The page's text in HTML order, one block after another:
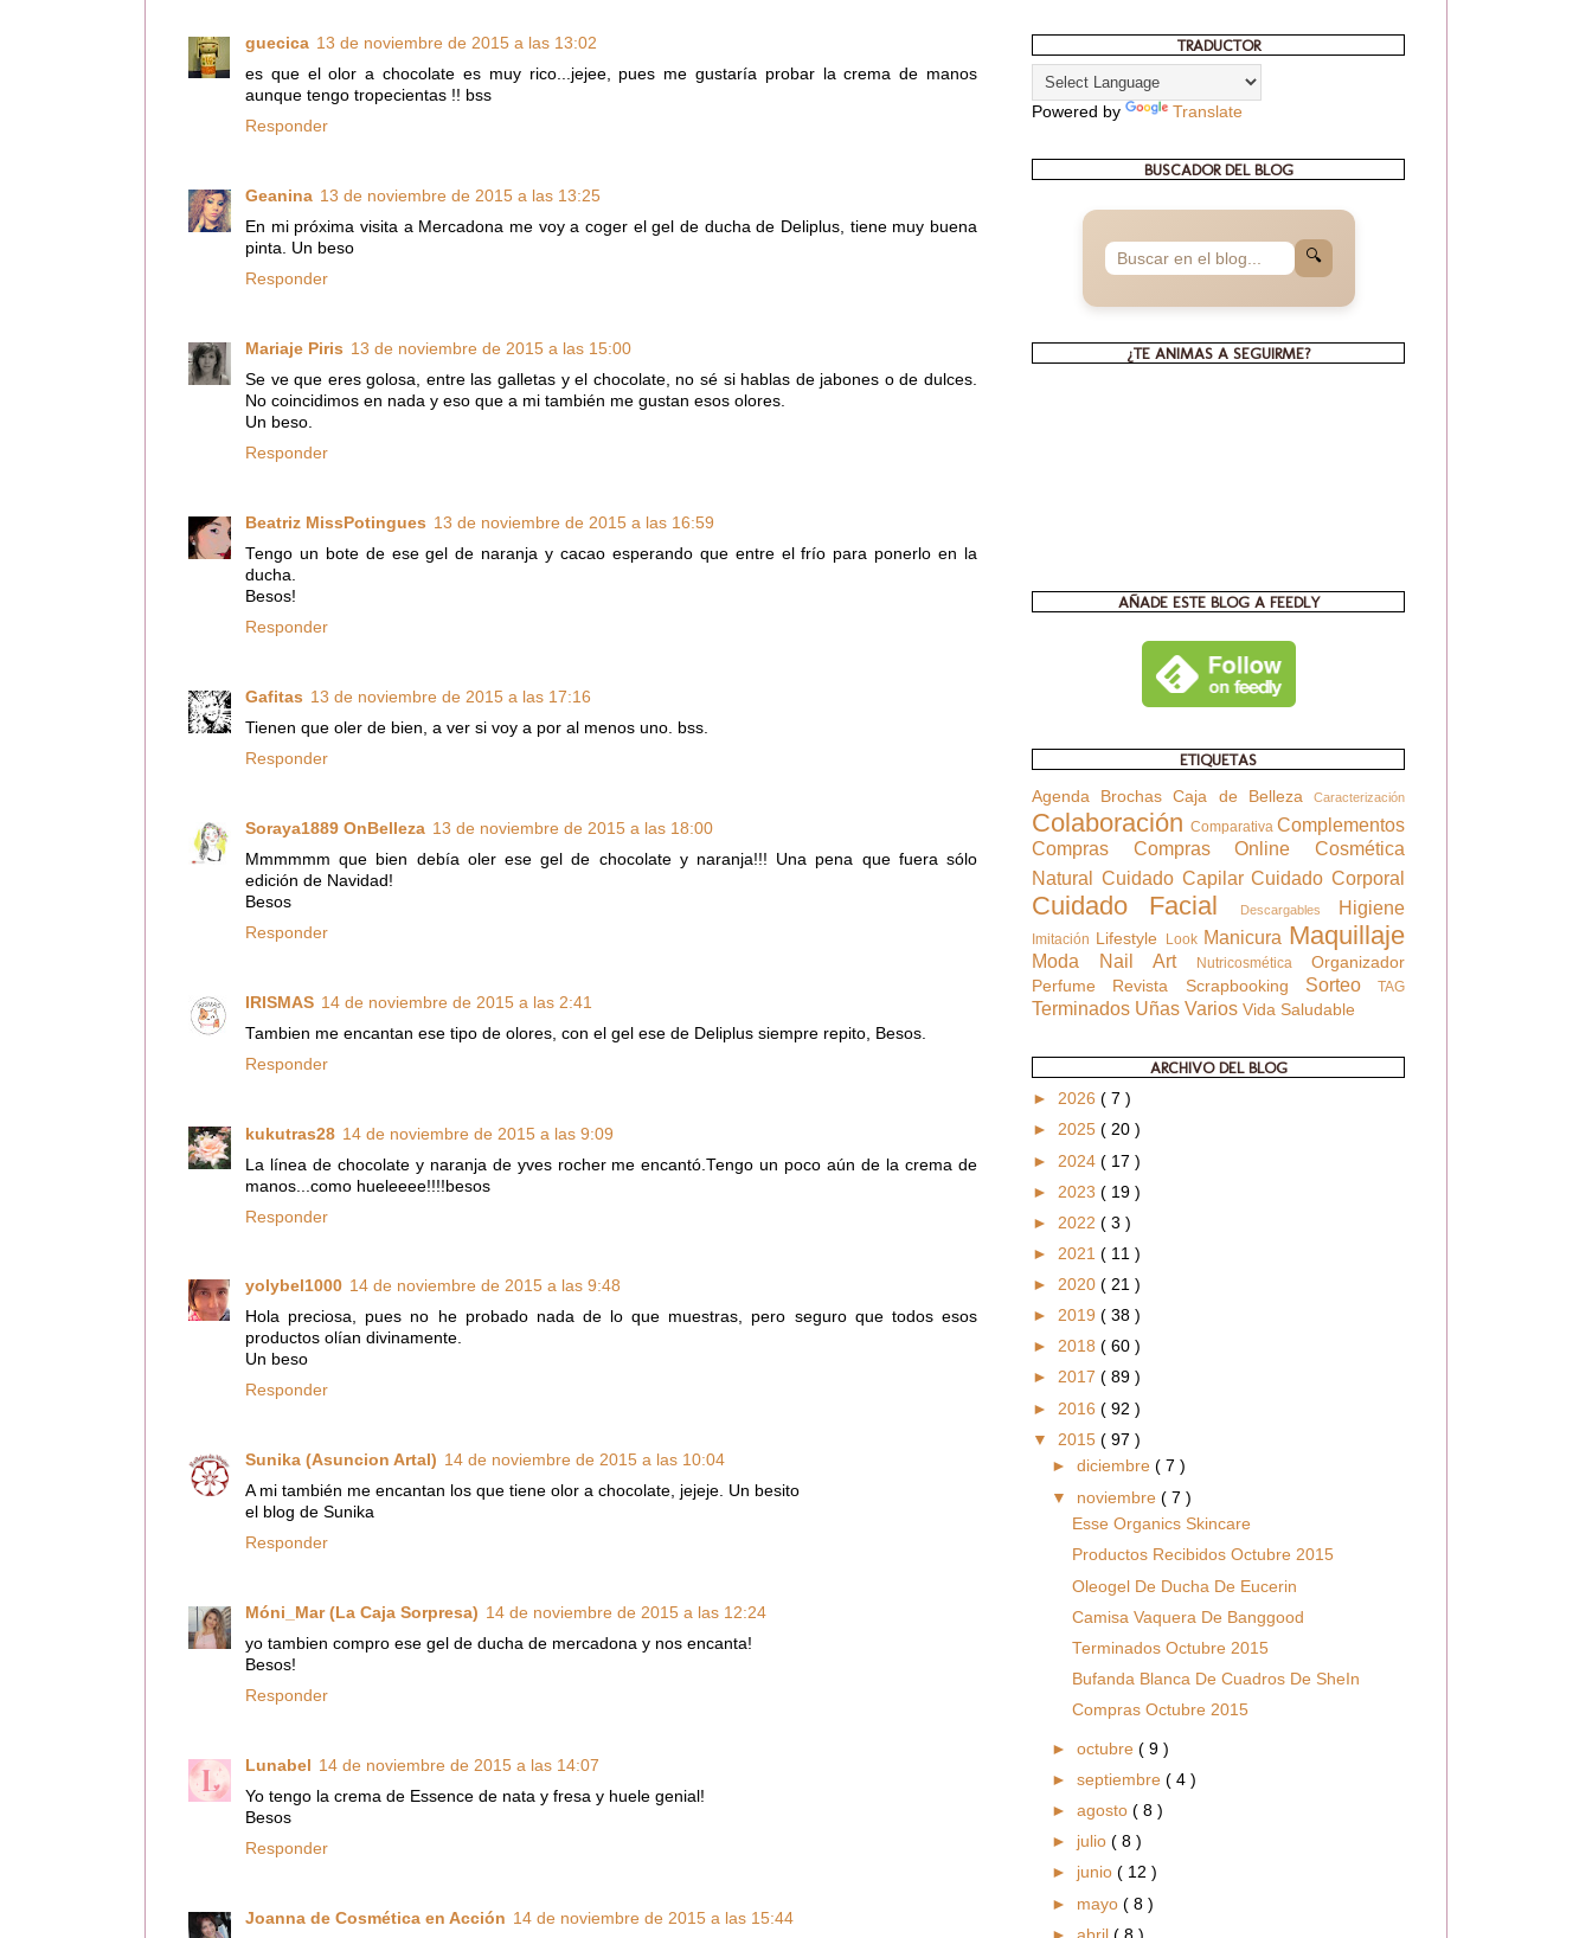
guecica 13 de noviembre de 2015 a las 13:02
es que el olor a chocolate es muy rico...jejee, pues me gustaría probar la crema de manos
aunque tengo tropecientas !! bss
Responder
Geanina 13 de noviembre de 2015 a las 13:25
En mi próxima visita a Mercadona me voy a coger el gel de ducha de Deliplus, tiene muy buena
pinta. Un beso
Responder
Mariaje Piris 13 de noviembre de 2015 a las 15:00
Se ve que eres golosa, entre las galletas y el chocolate, no sé si hablas de jabones o de dulces.
No coincidimos en nada y eso que a mi también me gustan esos olores.
Un beso.
Responder
Beatriz MissPotingues 13 de noviembre de 2015 a las 16:59
Tengo un bote de ese gel de naranja y cacao esperando que entre el frío para ponerlo en la
ducha.
Besos!
Responder
Gafitas 13 de noviembre de 2015 a las 17:16
Tienen que oler de bien, a ver si voy a por al menos uno. bss.
Responder
Soraya1889 OnBelleza 13 de noviembre de 2015 a las 18:00
Mmmmmm que bien debía oler ese gel de chocolate y naranja!!! Una pena que fuera sólo
edición de Navidad!
Besos
Responder
IRISMAS 14 de noviembre de 2015 a las 2:41
Tambien me encantan ese tipo de olores, con el gel ese de Deliplus siempre repito, Besos.
Responder
kukutras28 14 de noviembre de 2015 a las 9:09
La línea de chocolate y naranja de yves rocher me encantó.Tengo un poco aún de la crema de
manos...como hueleeee!!!!besos
Responder
yolybel1000 14 de noviembre de 2015 a las 9:48
Hola preciosa, pues no he probado nada de lo que muestras, pero seguro que todos esos
productos olían divinamente.
Un beso
Responder
Sunika (Asuncion Artal) 14 de noviembre de 2015 a las 10:04
A mi también me encantan los que tiene olor a chocolate, jejeje. Un besito
el blog de Sunika
Responder
Móni_Mar (La Caja Sorpresa) 14 de noviembre de 2015 a las 12:24
yo tambien compro ese gel de ducha de mercadona y nos encanta!
Besos!
Responder
Lunabel
14 de noviembre de 2015 a las 14:07
Yo tengo la crema de Essence de nata y fresa y huele genial!
Besos
Responder
Joanna de Cosmética en Acción 14 de noviembre de 2015 a las 15:44
TRADUCTOR
Powered by Translate
BUSCADOR DEL BLOG
🔍
¿TE ANIMAS A SEGUIRME?
AÑADE ESTE BLOG A FEEDLY
ETIQUETAS
Agenda BrochasCaja de BellezaCaracterización
Colaboración Comparativa Complementos
Compras Compras OnlineCosmética
Natural Cuidado CapilarCuidado Corporal
Cuidado Facial Descargables Higiene
Imitación Lifestyle Look Manicura Maquillaje
Moda Nail Art Nutricosmética Organizador
Perfume
Revista Scrapbooking Sorteo TAG
Terminados Uñas Varios Vida Saludable
ARCHIVO DEL BLOG
► 2026 ( 7 )
► 2025 ( 20 )
► 2024 ( 17 )
► 2023 ( 19 )
► 2022 ( 3 )
► 2021 ( 11 )
► 2020 ( 21 )
► 2019 ( 38 )
► 2018 ( 60 )
► 2017 ( 89 )
► 2016 ( 92 )
▼ 2015 ( 97 )
►diciembre( 7 )
▼ noviembre( 7 )
Esse Organics Skincare
Productos Recibidos Octubre 2015
Oleogel De Ducha De Eucerin
Camisa Vaquera De Banggood
Terminados Octubre 2015
Bufanda Blanca De Cuadros De SheIn
Compras Octubre 2015
►octubre( 9 )
►septiembre( 4 )
►agosto( 8 )
► julio( 8 )
► junio( 12 )
► mayo( 8 )